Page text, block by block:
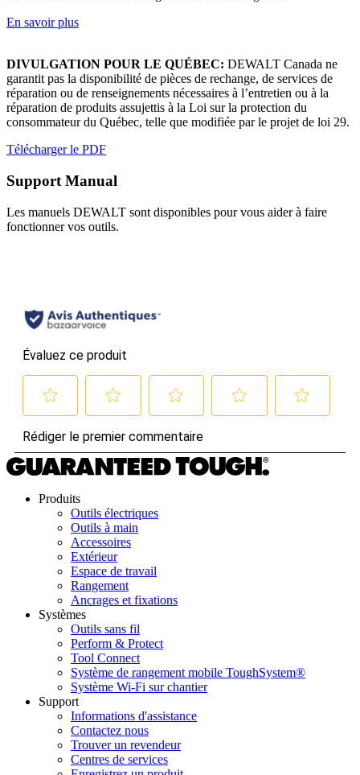
En savoir plus
DIVULGATION POUR LE QUÉBEC: DEWALT Canada ne
garantit pas la disponibilité de pièces de rechange, de services de
réparation ou de renseignements nécessaires à l’entretien ou à la
réparation de produits assujettis à la Loi sur la protection du
consommateur du Québec, telle que modifiée par le projet de loi 29.
Télécharger le PDF
Support Manual
Les manuels DEWALT sont disponibles pour vous aider à faire
fonctionner vos outils.
Produits
Outils électriques
Outils à main
Accessoires
Extérieur
Espace de travail
Rangement
Ancrages et fixations
Systèmes
Outils sans fil
Perform & Protect
Tool Connect
Système de rangement mobile ToughSystem®
Système Wi-Fi sur chantier
Support
Informations d'assistance
Contactez nous
Trouver un revendeur
Centres de services